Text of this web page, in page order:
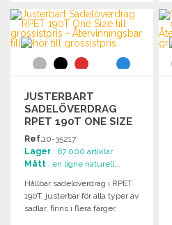
BESTÄLL
Begär offert
JUSTERBART
SADELÖVERDRAG
RPET 190T ONE SIZE
Ref.10-35217
Lager : 67 000 artiklar
Mått : en ligne naturell...
Hållbar sadelöverdrag i RPET
190T, justerbar för alla typer av
sadlar, finns i flera färger.